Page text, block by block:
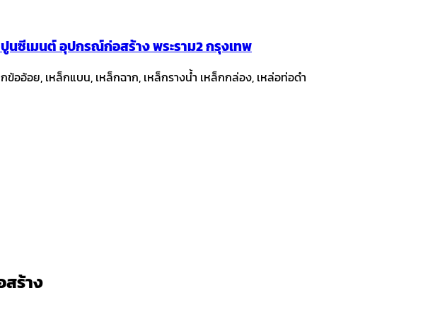
นซีเมนต์ อุปกรณ์ก่อสร้าง พระราม2 กรุงเทพ
ออ้อย, เหล็กแบน, เหล็กฉาก, เหล็กรางน้ำ เหล็กกล่อง, เหล่อท่อดำ
ร้าง